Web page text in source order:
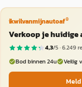
ikwilvanmijnautoaf®
Verkoop je huidige
4,3/5 ·6.249
Bod binnen 24u
Veilig